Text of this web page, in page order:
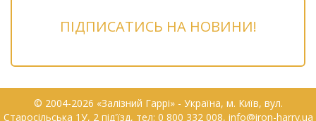
ПІДПИСАТИСЬ НА НОВИНИ!
© 2004-2026 «Залізний Гаррі» - Українa, м. Київ, вул.
Старосільська 1У, 2 під'їзд, тел: 0 800 332 008, info@iron-harry.ua